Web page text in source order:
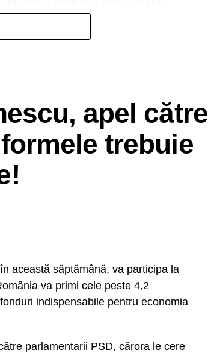
apel către
trebuie
această săptămână, va participa la
va primi cele peste 4,2
indispensabile pentru economia
parlamentarii PSD, cărora le cere